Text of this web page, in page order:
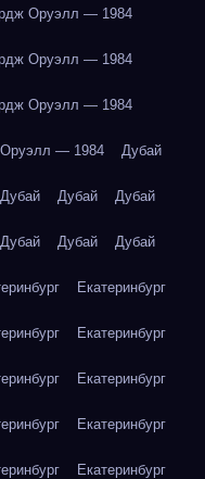
Оруэлл — 1984
Оруэлл — 1984
Оруэлл — 1984
— 1984 Дубай
Дубай Дубай Дубай
Дубай Дубай Дубай
Екатеринбург
Екатеринбург
Екатеринбург
Екатеринбург
Екатеринбург